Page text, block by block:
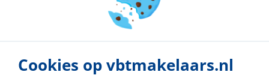
helmond@vbtmakelaars.nl
Naar vestiging
Cookies op vbtmakelaars.nl